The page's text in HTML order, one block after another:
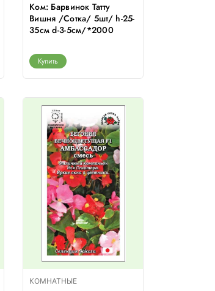
Ком: Барвинок Татту
Вишня /Сотка/ 5шт/ h-25-
35см d-3-5см/*2000
Купить
КОМНАТНЫЕ